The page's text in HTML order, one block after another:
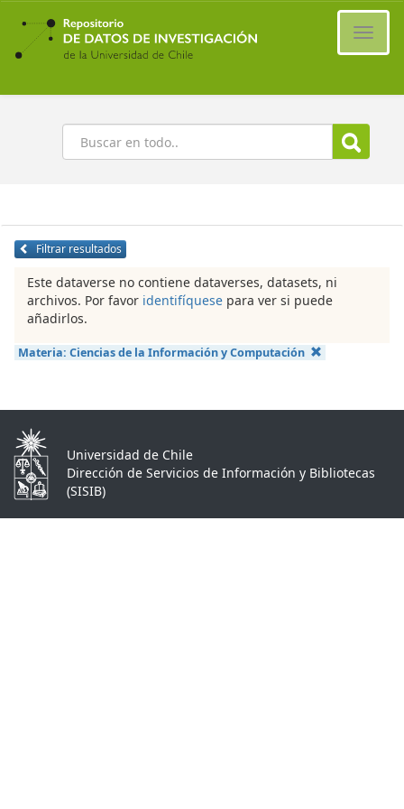
Ir
contenido
principal
Buscar
Filtrar resultados
Este dataverse no contiene dataverses, datasets, ni
archivos. Por favor identifíquese para ver si puede
añadirlos.
Materia: Ciencias de la Información y Computación
Universidad de Chile
Dirección de Servicios de Información y Bibliotecas
(SISIB)